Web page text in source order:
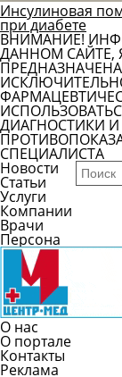
Инсулиновая
при диабете
ВНИМАНИЕ!
ДАННОМ САЙТЕ,
ПРЕДНАЗНАЧЕНА
ДИАГНОСТИКИ
СПЕЦИАЛИСТА
Новости
Статьи
Услуги
Компании
Врачи
Персона
О нас
О портале
Контакты
Реклама